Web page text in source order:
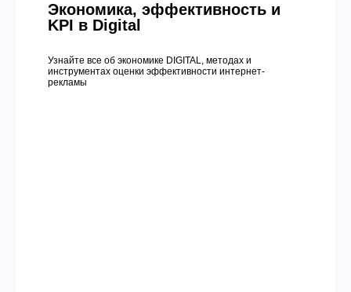
Экономика, эффективность и
KPI в Digital
Узнайте все об экономике DIGITAL, методах и
инструментах оценки эффективности интернет-
рекламы